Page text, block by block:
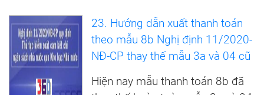
23. Hướng dẫn xuất thanh toán
theo mẫu 8b Nghị định 11/2020-
NĐ-CP thay thế mẫu 3a và 04 cũ
Hiện nay mẫu thanh toán 8b đã